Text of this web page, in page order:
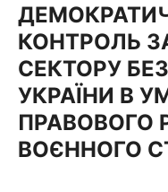
КОНТРОЛЬ
СЕКТОРУ
УКРАЇНИ В
ПРАВОВОГО
ВОЄННОГО